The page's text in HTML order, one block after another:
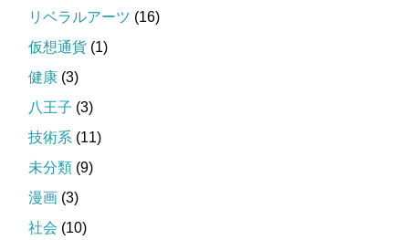
リベラルアーツ (16)
仮想通貨 (1)
健康 (3)
八王子 (3)
技術系 (11)
未分類 (9)
漫画 (3)
社会 (10)